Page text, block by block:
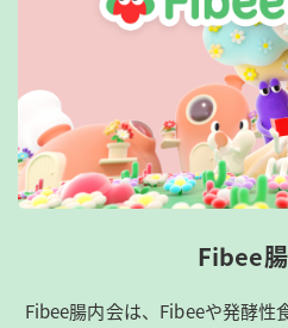
Fibee
Fibee腸内会は、​Fibeeや発酵性